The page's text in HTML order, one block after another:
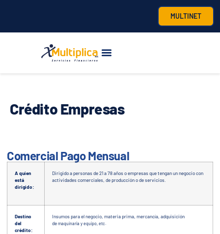
MULTINET
Crédito Empresas
Comercial Pago Mensual
A quien
está
dirigido:
Dirigido a personas de 21 a 78 años o empresas que tengan un negocio con
actividades comerciales, de producción o de servicios.
Destino
del
crédito:
Insumos para el negocio, materia prima, mercancía, adquisición
demaquinaria y equipo, etc.